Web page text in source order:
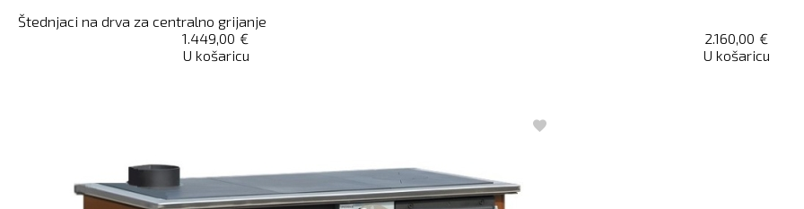
Štednjaci na drva za centralno grijanje
€
1.449,00
U košaricu
€
2.160,00
U košaricu